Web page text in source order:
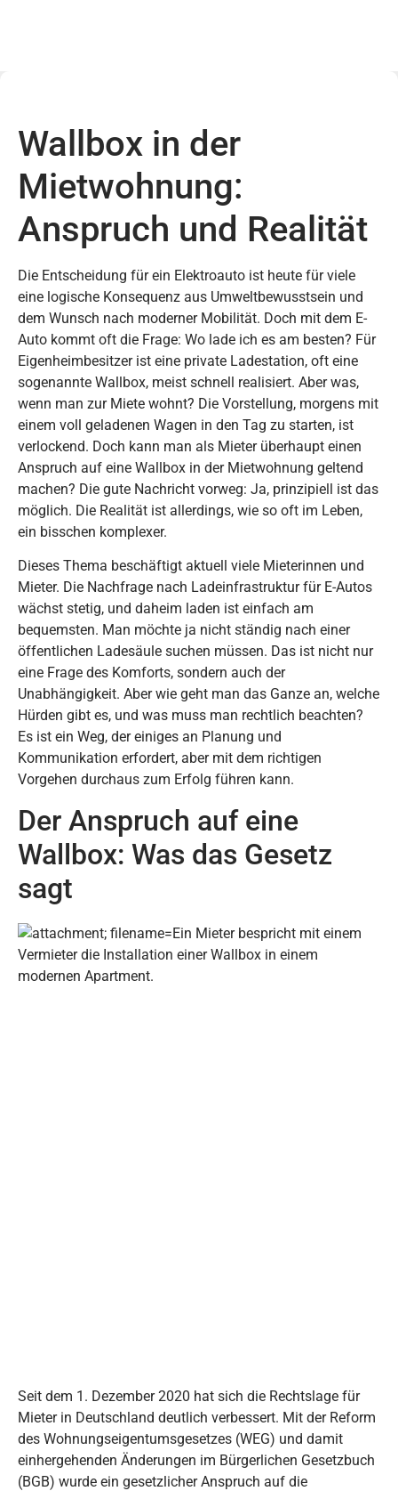
Wallbox in der
Mietwohnung:
Anspruch und Realität
Die Entscheidung für ein Elektroauto ist heute für viele
eine logische Konsequenz aus Umweltbewusstsein und
dem Wunsch nach moderner Mobilität. Doch mit dem E-
Auto kommt oft die Frage: Wo lade ich es am besten? Für
Eigenheimbesitzer ist eine private Ladestation, oft eine
sogenannte Wallbox, meist schnell realisiert. Aber was,
wenn man zur Miete wohnt? Die Vorstellung, morgens mit
einem voll geladenen Wagen in den Tag zu starten, ist
verlockend. Doch kann man als Mieter überhaupt einen
Anspruch auf eine Wallbox in der Mietwohnung geltend
machen? Die gute Nachricht vorweg: Ja, prinzipiell ist das
möglich. Die Realität ist allerdings, wie so oft im Leben,
ein bisschen komplexer.
Dieses Thema beschäftigt aktuell viele Mieterinnen und
Mieter. Die Nachfrage nach Ladeinfrastruktur für E-Autos
wächst stetig, und daheim laden ist einfach am
bequemsten. Man möchte ja nicht ständig nach einer
öffentlichen Ladesäule suchen müssen. Das ist nicht nur
eine Frage des Komforts, sondern auch der
Unabhängigkeit. Aber wie geht man das Ganze an, welche
Hürden gibt es, und was muss man rechtlich beachten?
Es ist ein Weg, der einiges an Planung und
Kommunikation erfordert, aber mit dem richtigen
Vorgehen durchaus zum Erfolg führen kann.
Der Anspruch auf eine
Wallbox: Was das Gesetz
sagt
Seit dem 1. Dezember 2020 hat sich die Rechtslage für
Mieter in Deutschland deutlich verbessert. Mit der Reform
des Wohnungseigentumsgesetzes (WEG) und damit
einhergehenden Änderungen im Bürgerlichen Gesetzbuch
(BGB) wurde ein gesetzlicher Anspruch auf die